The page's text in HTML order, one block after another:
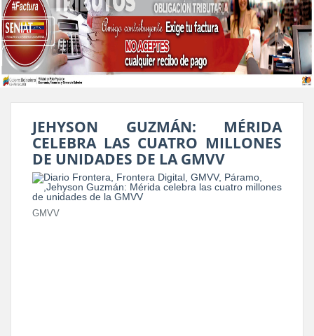
JEHYSON GUZMÁN: MÉRIDA
CELEBRA LAS CUATRO MILLONES
DE UNIDADES DE LA GMVV
GMVV